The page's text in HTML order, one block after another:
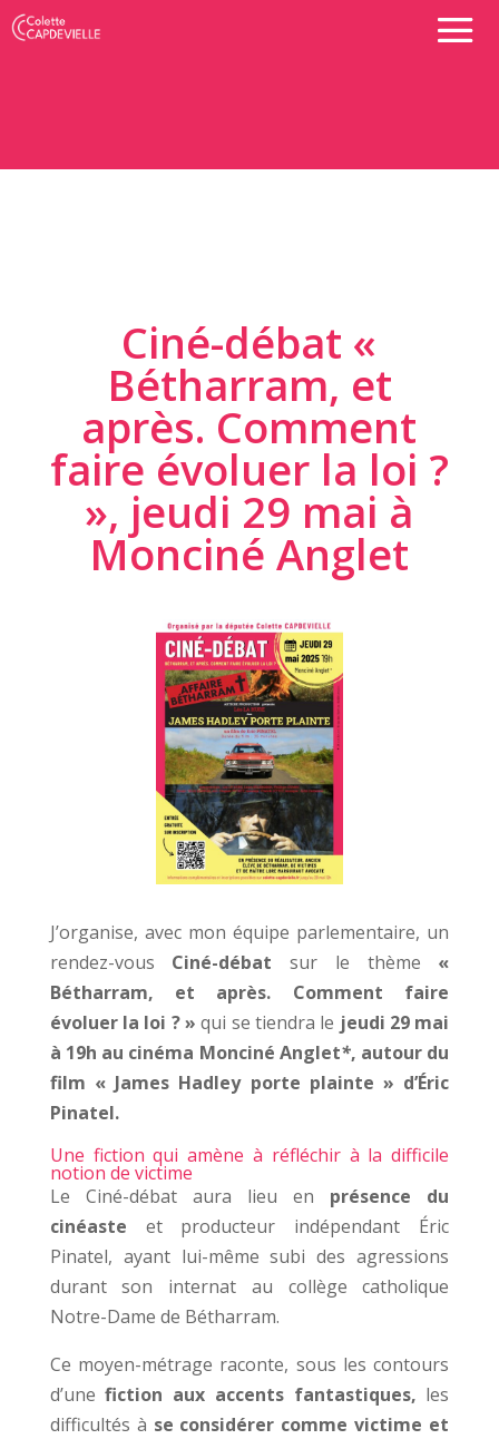
Ciné-débat «
Bétharram, et
après. Comment
faire évoluer la loi ?
», jeudi 29 mai à
Monciné Anglet
J’organise, avec mon équipe parlementaire, un
rendez-vous Ciné-débat sur le thème «
Bétharram, et après. Comment faire
évoluer la loi ? »qui se tiendra le jeudi 29 mai
à 19h au cinéma Monciné Anglet*, autour du
film « James Hadley porte plainte » d’Éric
Pinatel.
Une fiction qui amène à réfléchir à la difficile
notion de victime
Le Ciné-débat aura lieu en présence du
cinéaste et producteur indépendant Éric
Pinatel, ayant lui-même subi des agressions
durant son internat au collège catholique
Notre-Dame de Bétharram.
Ce moyen-métrage raconte, sous les contours
d’une fiction aux accents fantastiques, les
difficultés à se considérer comme victime et